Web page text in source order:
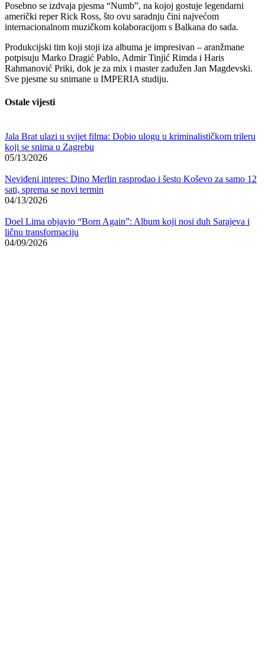
Posebno se izdvaja pjesma “Numb”, na kojoj gostuje legendarni
američki reper Rick Ross, što ovu saradnju čini najvećom
internacionalnom muzičkom kolaboracijom s Balkana do sada.
Produkcijski tim koji stoji iza albuma je impresivan – aranžmane
potpisuju Marko Dragić Pablo, Admir Tinjić Rimda i Haris
Rahmanović Priki, dok je za mix i master zadužen Jan Magdevski.
Sve pjesme su snimane u IMPERIA studiju.
Ostale vijesti
Jala Brat ulazi u svijet filma: Dobio ulogu u kriminalističkom trileru
koji se snima u Zagrebu
05/13/2026
Neviđeni interes: Dino Merlin rasprodao i šesto Koševo za samo 12
sati, sprema se novi termin
04/13/2026
Doel Lima objavio “Born Again”: Album koji nosi duh Sarajeva i
ličnu transformaciju
04/09/2026